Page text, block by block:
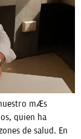
más
quien ha
de salud. En